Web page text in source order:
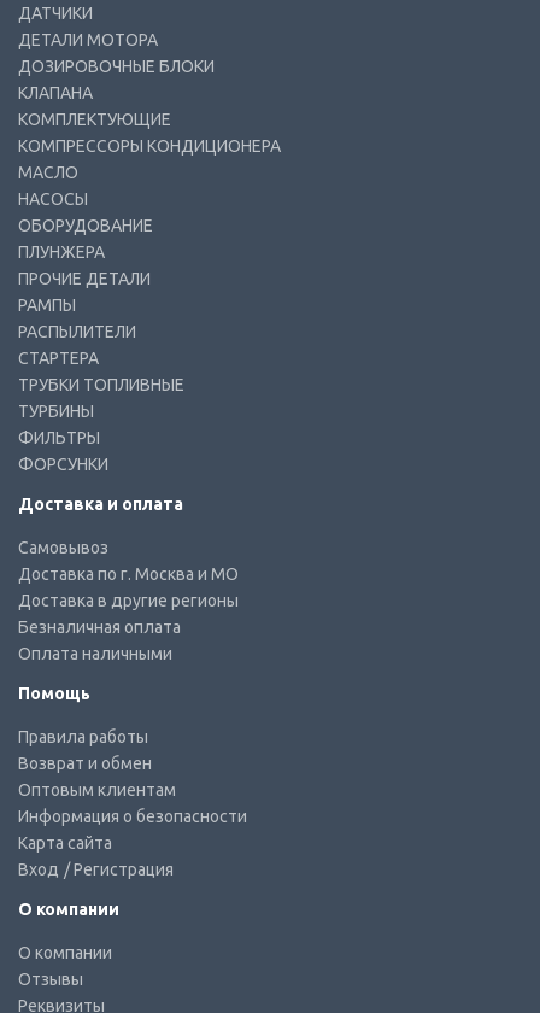
ДАТЧИКИ
ДЕТАЛИ МОТОРА
ДОЗИРОВОЧНЫЕ БЛОКИ
КЛАПАНА
КОМПЛЕКТУЮЩИЕ
КОМПРЕССОРЫ КОНДИЦИОНЕРА
МАСЛО
НАСОСЫ
ОБОРУДОВАНИЕ
ПЛУНЖЕРА
ПРОЧИЕ ДЕТАЛИ
РАМПЫ
РАСПЫЛИТЕЛИ
СТАРТЕРА
ТРУБКИ ТОПЛИВНЫЕ
ТУРБИНЫ
ФИЛЬТРЫ
ФОРСУНКИ
Доставка и оплата
Самовывоз
Доставка по г. Москва и МО
Доставка в другие регионы
Безналичная оплата
Оплата наличными
Помощь
Правила работы
Возврат и обмен
Оптовым клиентам
Информация о безопасности
Карта сайта
Вход / Регистрация
О компании
О компании
Отзывы
Реквизиты